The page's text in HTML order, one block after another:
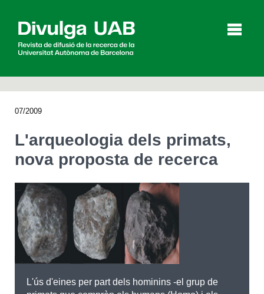
English Español
CERCAR
07/2009
L'arqueologia dels primats,
nova proposta de recerca
L'ús d'eines per part dels hominins -el grup de